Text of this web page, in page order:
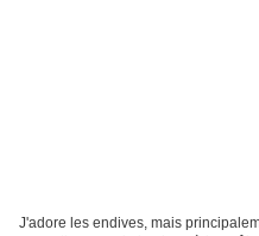
J'adore les endives, mais